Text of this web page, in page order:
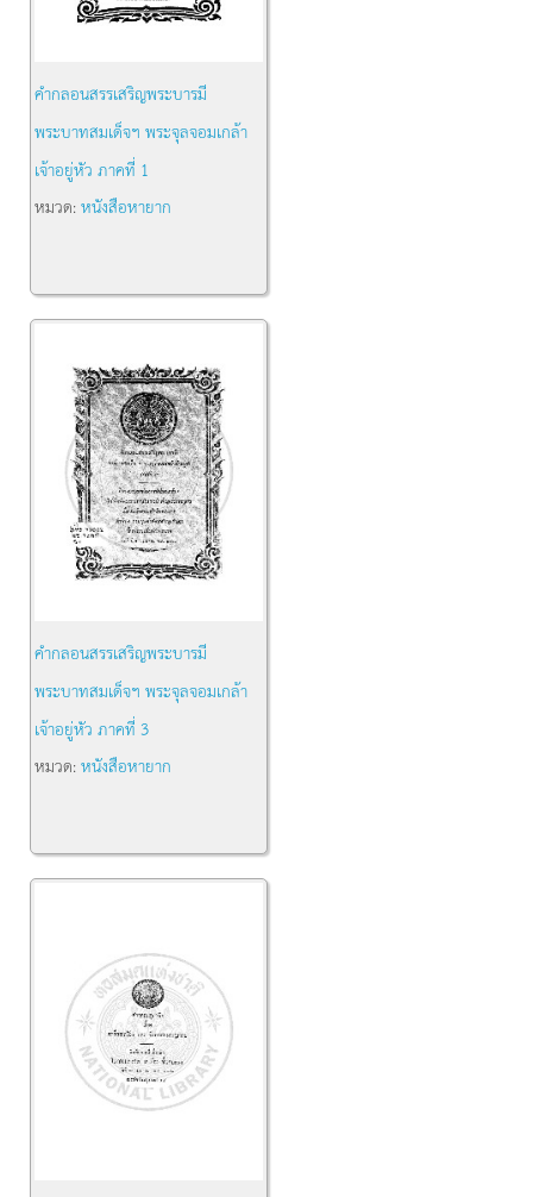
คำกลอนสรรเสริญพระบารมี
พระบาทสมเด็จฯ พระจุลจอมเกล้า
เจ้าอยู่หัว ภาคที่ 1
หมวด:หนังสือหายาก
คำกลอนสรรเสริญพระบารมี
พระบาทสมเด็จฯ พระจุลจอมเกล้า
เจ้าอยู่หัว ภาคที่ 3
หมวด:หนังสือหายาก